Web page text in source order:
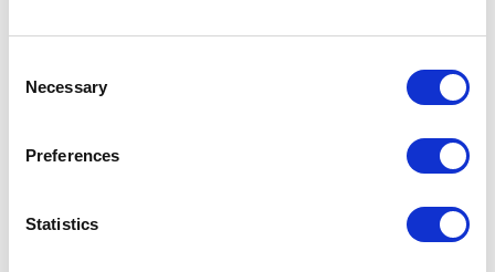
Necessary
Preferences
Statistics
ニュースリリース